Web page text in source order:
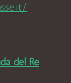
del Re